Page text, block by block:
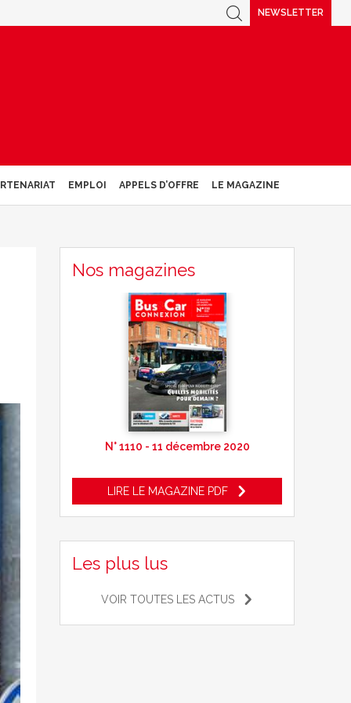
NEWSLETTER
EMPLOI APPELS D’OFFRE LE MAGAZINE
Nos magazines
N° 1110 - 11 décembre 2020
LIRE LE MAGAZINE PDF
Les plus lus
VOIR TOUTES LES ACTUS